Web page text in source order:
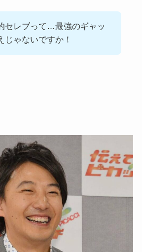
セレブって…最強のギャッ
じゃないですか！